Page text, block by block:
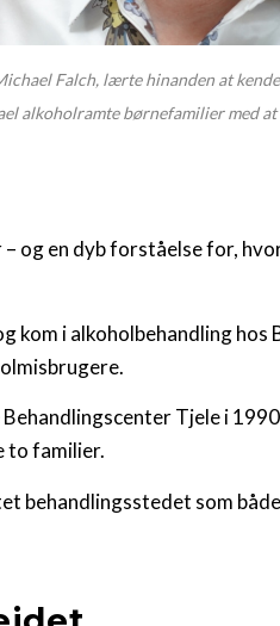
Falch, lærte hinanden at
alkoholramte børnefamilier med at
og en dyb forståelse for,
kom i alkoholbehandling hos
Tjele i
to familier.
behandlingsstedet som